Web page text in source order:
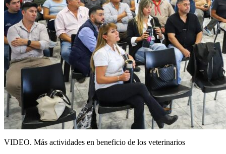
VIDEO. Más actividades en beneficio de los veterinarios